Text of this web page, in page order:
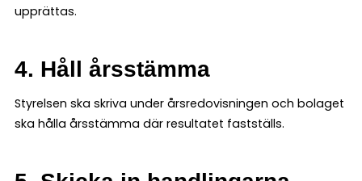
upprättas.
4. Håll årsstämma
Styrelsen ska skriva under årsredovisningen och bolaget
ska hålla årsstämma där resultatet fastställs.